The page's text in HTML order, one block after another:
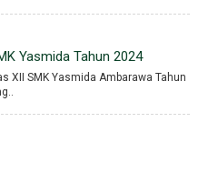
Yasmida Tahun 2024
SMK Yasmida Ambarawa Tahun